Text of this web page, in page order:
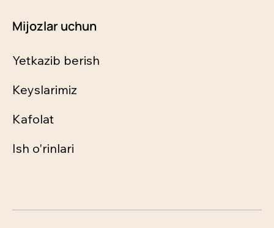
Mijozlar uchun
Yetkazib berish
Keyslarimiz
Kafolat
Ish o'rinlari